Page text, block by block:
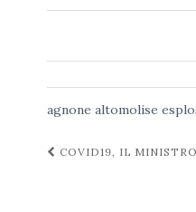
agnone altomolise
Navigazione
COVID19, IL